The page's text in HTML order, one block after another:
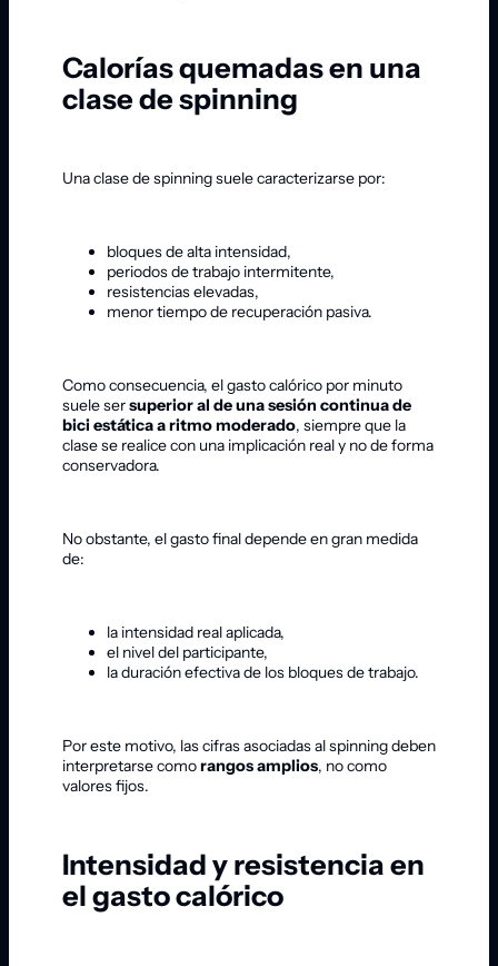
Calorías quemadas en una
clase de spinning
Una clase de spinning suele caracterizarse por:
bloques de alta intensidad,
periodos de trabajo intermitente,
resistencias elevadas,
menor tiempo de recuperación pasiva.
Como consecuencia, el gasto calórico por minuto
suele sersuperior al de una sesión continua de
bici estática a ritmo moderado, siempre que la
clase se realice con una implicación real y no de forma
conservadora.
No obstante, el gasto final depende en gran medida
de:
la intensidad real aplicada,
el nivel del participante,
la duración efectiva de los bloques de trabajo.
Por este motivo, las cifras asociadas al spinning deben
interpretarse comorangos amplios, no como
valores fijos.
Intensidad y resistencia en
el gasto calórico